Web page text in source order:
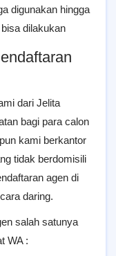
digunakan hingga
dilakukan
dari Jelita
bagi para calon
kami berkantor
tidak berdomisili
agen di
daring.
salah satunya
WA :